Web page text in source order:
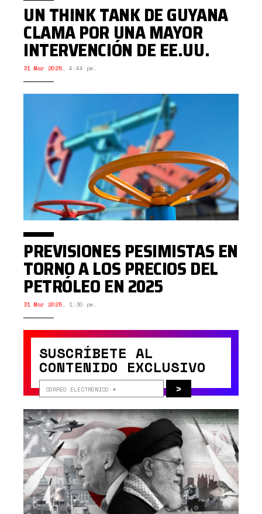
UN THINK TANK DE GUYANA
CLAMA POR UNA MAYOR
INTERVENCIÓN DE EE.UU.
31 Mar 2025, 4:44 pm.
SUSCRÍBETE AL
CONTENIDO EXCLUSIVO
>
PREVISIONES PESIMISTAS EN
TORNO A LOS PRECIOS DEL
PETRÓLEO EN 2025
31 Mar 2025, 1:30 pm.